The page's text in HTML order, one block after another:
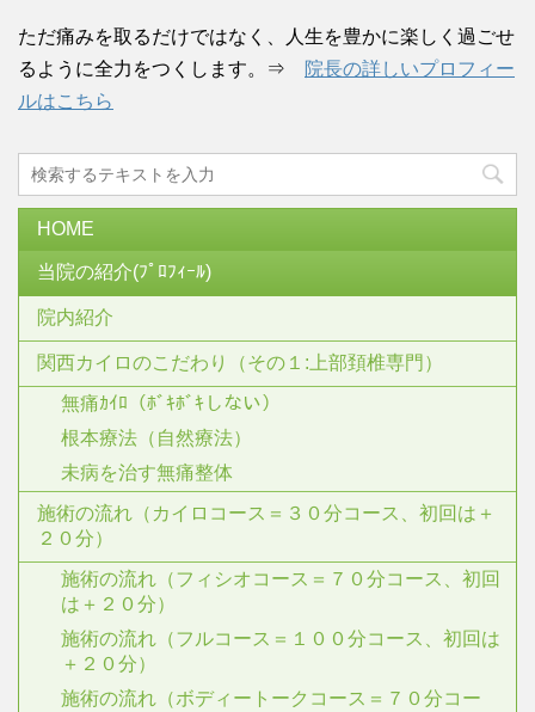
ただ痛みを取るだけではなく、人生を豊かに楽しく過ごせ
るように全力をつくします。⇒
院長の詳しいプロフィー
ルはこちら
HOME
当院の紹介(ﾌﾟﾛﾌｨｰﾙ)
院内紹介
関西カイロのこだわり（その１:上部頚椎専門）
無痛ｶｲﾛ（ﾎﾞｷﾎﾞｷしない）
根本療法（自然療法）
未病を治す無痛整体
施術の流れ（カイロコース＝３０分コース、初回は＋
２０分）
施術の流れ（フィシオコース＝７０分コース、初回
は＋２０分）
施術の流れ（フルコース＝１００分コース、初回は
＋２０分）
施術の流れ（ボディートークコース＝７０分コー